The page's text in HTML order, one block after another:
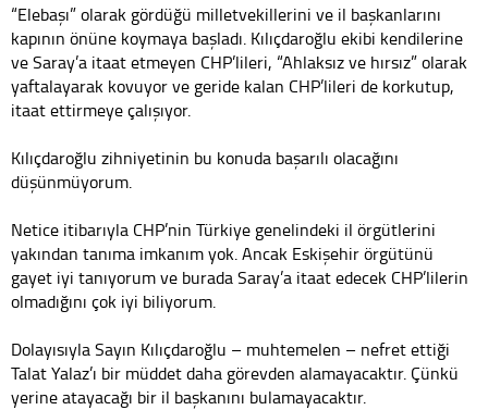
“Elebaşı” olarak gördüğü milletvekillerini ve il başkanlarını
kapının önüne koymaya başladı. Kılıçdaroğlu ekibi kendilerine
ve Saray’a itaat etmeyen CHP’lileri, “Ahlaksız ve hırsız” olarak
yaftalayarak kovuyor ve geride kalan CHP’lileri de korkutup,
itaat ettirmeye çalışıyor.
Kılıçdaroğlu zihniyetinin bu konuda başarılı olacağını
düşünmüyorum.
Netice itibarıyla CHP’nin Türkiye genelindeki il örgütlerini
yakından tanıma imkanım yok. Ancak Eskişehir örgütünü
gayet iyi tanıyorum ve burada Saray’a itaat edecek CHP’lilerin
olmadığını çok iyi biliyorum.
Dolayısıyla Sayın Kılıçdaroğlu – muhtemelen – nefret ettiği
Talat Yalaz’ı bir müddet daha görevden alamayacaktır. Çünkü
yerine atayacağı bir il başkanını bulamayacaktır.